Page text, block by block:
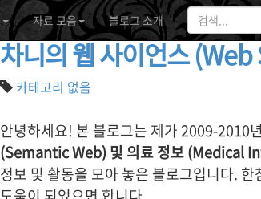
자료 모음 블로그 소개
차니의 웹 사이언스
카테고리 없음
안녕하세요! 본 블로그는 제가 2009-2010
(Semantic Web) 및 의료 정보 (Medical
정보 및 활동을 모아 놓은 블로그입니다.